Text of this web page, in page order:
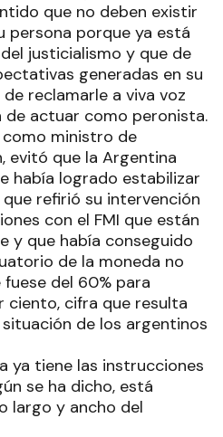
que no deben existir
persona porque ya está
justicialismo y que de
generadas en su
reclamarle a viva voz
de actuar como peronista.
como ministro de
evitó que la Argentina
había logrado estabilizar
refirió su intervención
con el FMI que están
y que había conseguido
de la moneda no
del 60% para
ciento, cifra que resulta
de los argentinos
ya tiene las instrucciones
se ha dicho, está
largo y ancho del